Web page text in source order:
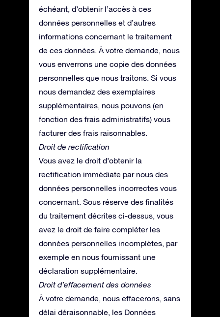
échéant, d’obtenir l’accès à ces
données personnelles et d’autres
informations concernant le traitement
de ces données. À votre demande, nous
vous enverrons une copie des données
personnelles que nous traitons. Si vous
nous demandez des exemplaires
supplémentaires, nous pouvons (en
fonction des frais administratifs) vous
facturer des frais raisonnables.
Droit de rectification
Vous avez le droit d’obtenir la
rectification immédiate par nous des
données personnelles incorrectes vous
concernant. Sous réserve des finalités
du traitement décrites ci-dessus, vous
avez le droit de faire compléter les
données personnelles incomplètes, par
exemple en nous fournissant une
déclaration supplémentaire.
Droit d’effacement des données
À votre demande, nous effacerons, sans
délai déraisonnable, les Données